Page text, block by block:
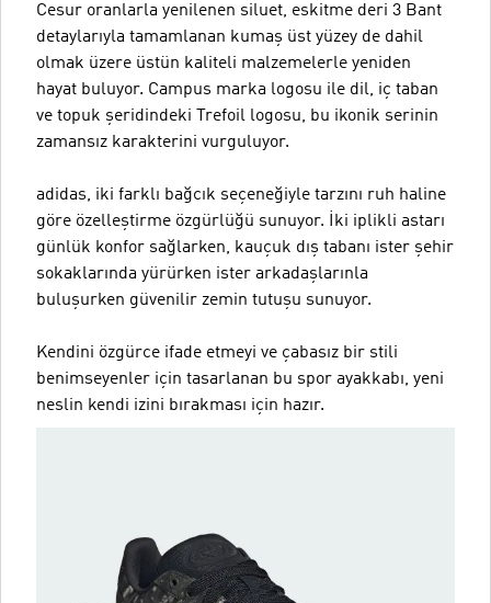
Cesur oranlarla yenilenen siluet, eskitme deri 3 Bant
detaylarıyla tamamlanan kumaş üst yüzey de dahil
olmak üzere üstün kaliteli malzemelerle yeniden
hayat buluyor. Campus marka logosu ile dil, iç taban
ve topuk şeridindeki Trefoil logosu, bu ikonik serinin
zamansız karakterini vurguluyor.
adidas, iki farklı bağcık seçeneğiyle tarzını ruh haline
göre özelleştirme özgürlüğü sunuyor. İki iplikli astarı
günlük konfor sağlarken, kauçuk dış tabanı ister şehir
sokaklarında yürürken ister arkadaşlarınla
buluşurken güvenilir zemin tutuşu sunuyor.
Kendini özgürce ifade etmeyi ve çabasız bir stili
benimseyenler için tasarlanan bu spor ayakkabı, yeni
neslin kendi izini bırakması için hazır.